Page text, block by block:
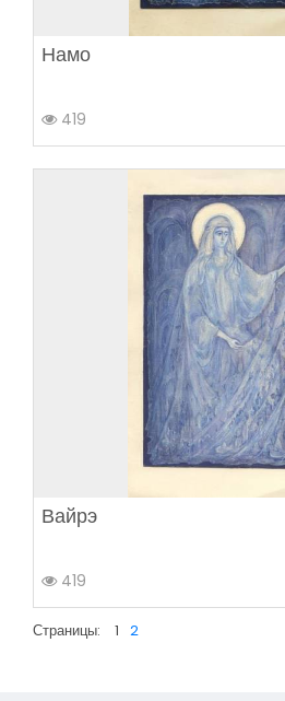
Намо
419
Вайрэ
419
Страницы: 1 2